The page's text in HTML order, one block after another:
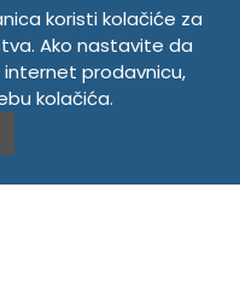
koristi kolačiće za
Ako nastavite da
prodavnicu,
kolačića.